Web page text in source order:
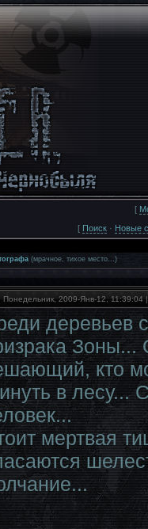
[
[ Поиск · Новые
(мрачное, тихое место...)
Понедельник, 2009-Янв-12,
деревьев
Зоны...
кто
в лесу...
мертвая